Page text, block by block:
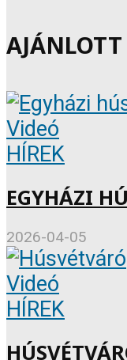
AJÁNLOTT
Videó
HÍREK
EGYHÁZI
2026-04-05
Videó
HÍREK